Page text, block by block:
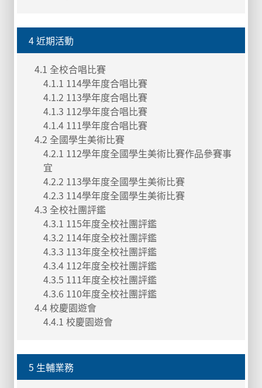
4 近期活動
4.1 全校合唱比賽
4.1.1 114學年度合唱比賽
4.1.2 113學年度合唱比賽
4.1.3 112學年度合唱比賽
4.1.4 111學年度合唱比賽
4.2 全國學生美術比賽
4.2.1 112學年度全國學生美術比賽作品參賽事
宜
4.2.2 113學年度全國學生美術比賽
4.2.3 114學年度全國學生美術比賽
4.3 全校社團評鑑
4.3.1 115年度全校社團評鑑
4.3.2 114年度全校社團評鑑
4.3.3 113年度全校社團評鑑
4.3.4 112年度全校社團評鑑
4.3.5 111年度全校社團評鑑
4.3.6 110年度全校社團評鑑
4.4 校慶園遊會
4.4.1 校慶園遊會
5 生輔業務